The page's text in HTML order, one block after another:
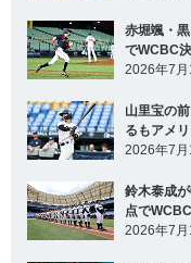
赤堀颯・
でWCBC
2026年7月
山里宝の
るもアメ
2026年7月
鈴木泰成
点で
2026年7月